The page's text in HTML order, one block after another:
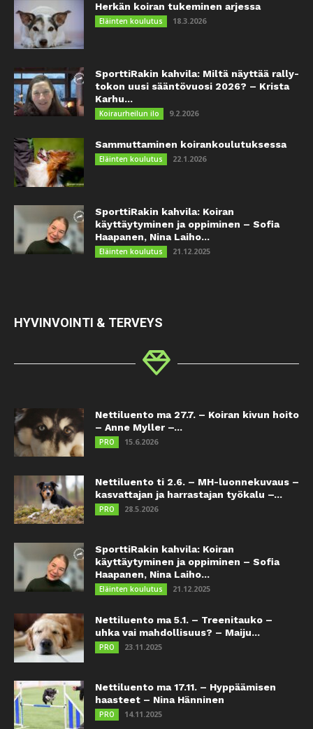
Herkän koiran tukeminen arjessa
Eläinten koulutus 18.3.2026
SporttiRakin kahvila: Miltä näyttää rally-
tokon uusi sääntövuosi 2026? – Krista
Karhu...
Koiraurheilun ilo 9.2.2026
Sammuttaminen koirankoulutuksessa
Eläinten koulutus 22.1.2026
SporttiRakin kahvila: Koiran
käyttäytyminen ja oppiminen – Sofia
Haapanen, Nina Laiho...
Eläinten koulutus 21.12.2025
HYVINVOINTI & TERVEYS
Nettiluento ma 27.7. – Koiran kivun hoito
– Anne Myller –...
PRO 15.6.2026
Nettiluento ti 2.6. – MH-luonnekuvaus –
kasvattajan ja harrastajan työkalu –...
PRO 28.5.2026
SporttiRakin kahvila: Koiran
käyttäytyminen ja oppiminen – Sofia
Haapanen, Nina Laiho...
Eläinten koulutus 21.12.2025
Nettiluento ma 5.1. – Treenitauko –
uhka vai mahdollisuus? – Maiju...
PRO 23.11.2025
Nettiluento ma 17.11. – Hyppäämisen
haasteet – Nina Hänninen
PRO 14.11.2025